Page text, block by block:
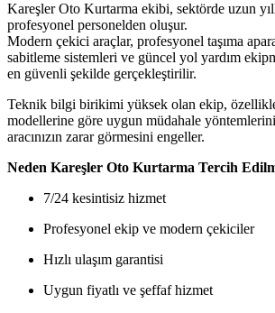
Kareşler Oto Kurtarma ekibi, sektörde uzun
profesyonel personelden oluşur.
Modern çekici araçlar, profesyonel taşıma
sabitleme sistemleri ve güncel yol yardım
en güvenli şekilde gerçekleştirilir.
Teknik bilgi birikimi yüksek olan ekip,
modellerine göre uygun müdahale
aracınızın zarar görmesini engeller.
Neden Kareşler Oto Kurtarma Tercih
7/24 kesintisiz hizmet
Profesyonel ekip ve modern çekiciler
Hızlı ulaşım garantisi
Uygun fiyatlı ve şeffaf hizmet